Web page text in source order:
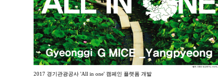
2017 경기관광공사 'All in one' 캠페인 플랫폼 개발